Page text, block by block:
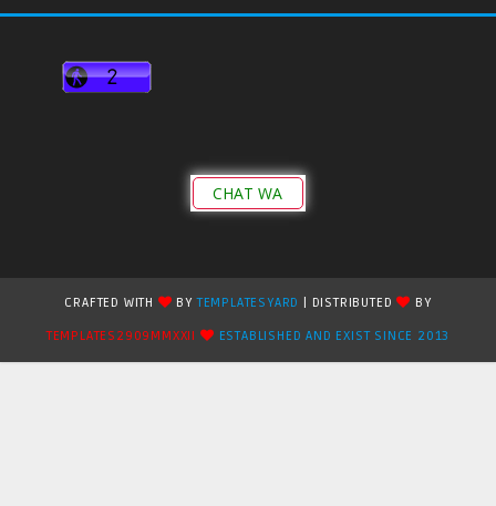
CHAT WA
CRAFTED WITH BYTEMPLATESYARD | DISTRIBUTED
BY
TEMPLATES2909MMXXII
ESTABLISHED AND EXIST SINCE 2013